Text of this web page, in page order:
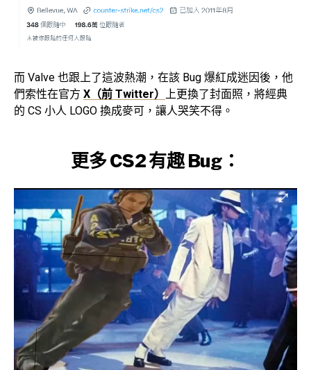
而 Valve 也跟上了這波熱潮，在該 Bug 爆紅成迷因後，他
們索性在官方 X（前 Twitter） 上更換了封面照，將經典
的 CS 小人 LOGO 換成麥可，讓人哭笑不得。
更多 CS2 有趣 Bug：